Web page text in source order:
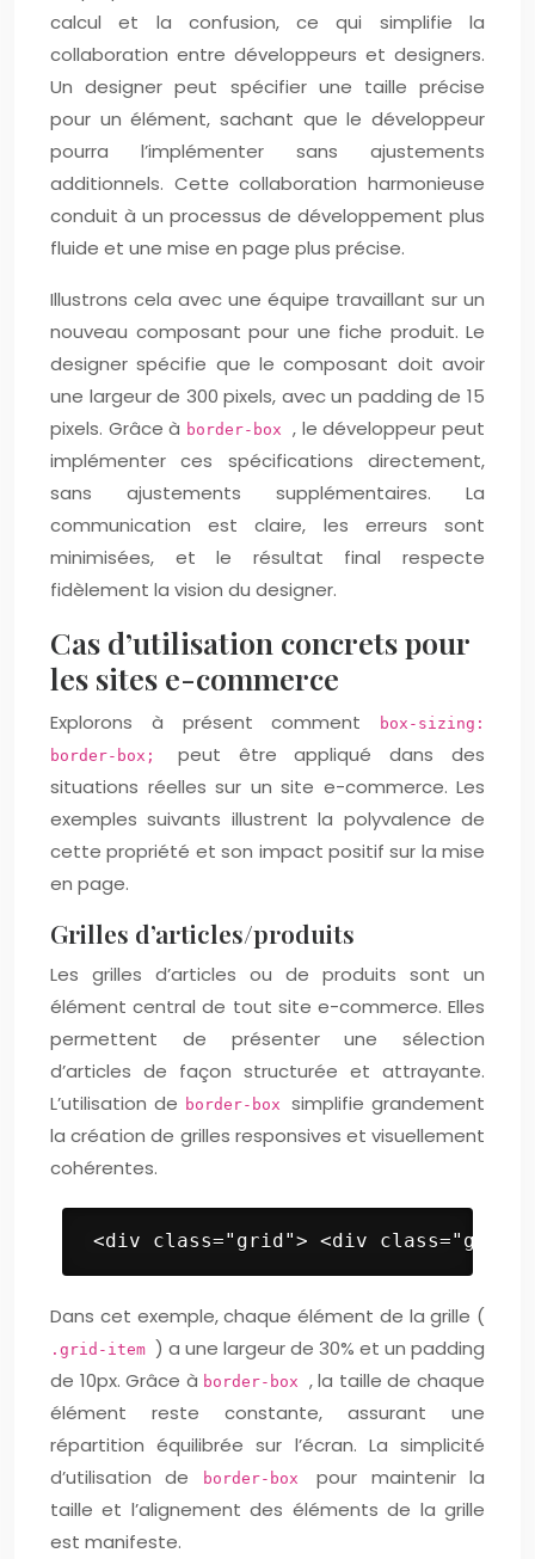
calcul et la confusion, ce qui simplifie la
collaboration entre développeurs et designers.
Un designer peut spécifier une taille précise
pour un élément, sachant que le développeur
pourra l’implémenter sans ajustements
additionnels. Cette collaboration harmonieuse
conduit à un processus de développement plus
fluide et une mise en page plus précise.
Illustrons cela avec une équipe travaillant sur un
nouveau composant pour une fiche produit. Le
designer spécifie que le composant doit avoir
une largeur de 300 pixels, avec un padding de 15
pixels. Grâce à border-box , le développeur peut
implémenter ces spécifications directement,
sans ajustements supplémentaires. La
communication est claire, les erreurs sont
minimisées, et le résultat final respecte
fidèlement la vision du designer.
Cas d’utilisation concrets pour
les sites e-commerce
Explorons à présent comment
box-sizing:
border-box; peut être appliqué dans des
situations réelles sur un site e-commerce. Les
exemples suivants illustrent la polyvalence de
cette propriété et son impact positif sur la mise
en page.
Grilles d’articles/produits
Les grilles d’articles ou de produits sont un
élément central de tout site e-commerce. Elles
permettent de présenter une sélection
d’articles de façon structurée et attrayante.
L’utilisation de border-boxsimplifie grandement
la création de grilles responsives et visuellement
cohérentes.
<div class="grid"> <div
Dans cet exemple, chaque élément de la grille (
.grid-item ) a une largeur de 30% et un padding
de 10px. Grâce à border-box , la taille de chaque
élément reste constante, assurant une
répartition équilibrée sur l’écran. La simplicité
d’utilisation de
border-boxpour maintenir la
taille et l’alignement des éléments de la grille
est manifeste.